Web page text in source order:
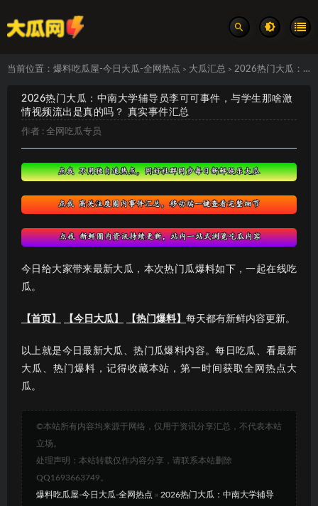
当前位置： 爆料吃瓜屋-今日大瓜-全网热点 > 大瓜汇总 > 2026热门大瓜：中南大学辅导员李可可事件，与学生那啥激情视频流出是真的吗？ 真实事件汇总
2026热门大瓜：中南大学辅导员李可可事件，与学生那啥激
情视频流出是真的吗？ 真实事件汇总
作者 : 全网吃瓜专员
今日给大家带来最新大瓜，本次热门瓜爆料如下，一起在线吃
瓜。
【首页】 【今日大瓜】 【热门爆料】 每天都有新鲜内容更新。
以上就是今日最新大瓜、热门瓜爆料内容。每日吃瓜、看最新
大瓜、热门爆料，记得收藏本站，第一时间获取全网热点大
瓜。
©本站所有内容均来源于网络，仅用于资讯分享汇总，不代表本站
立场。
处理声明：本站转载仅作内容分享，请联系本站删除
QQ1693663749。
爆料吃瓜屋-今日大瓜-全网热点 » 2026热门大瓜：中南大学辅导